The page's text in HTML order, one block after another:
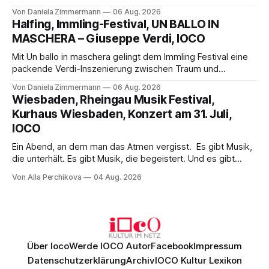
Aufführung mit starken Solisten und den Wiener
Philharmonikern, szenisch bleibt der zweite Akt jedoch
hinter den Erwartungen zurück.
Von Daniela Zimmermann 06 Aug. 2026
Halfing, Immling-Festival, UN BALLO IN
MASCHERA – Giuseppe Verdi, IOCO
Mit Un ballo in maschera gelingt dem Immling Festival eine
packende Verdi-Inszenierung zwischen Traum und
psychologische Tiefe mit starken Bildern, getragen von
einem spielfreudigen Ensemble und einer musikalisch
überzeugenden Gesamtleistung.
Von Daniela Zimmermann 06 Aug. 2026
Wiesbaden, Rheingau Musik Festival,
Kurhaus Wiesbaden, Konzert am 31. Juli,
IOCO
Ein Abend, an dem man das Atmen vergisst. Es gibt Musik,
die unterhält. Es gibt Musik, die begeistert. Und es gibt
Genau so war der Abend im Kurhaus Wiesbaden, an dem
Von Alla Perchikova 04 Aug. 2026
Über IocoWerde IOCO AutorFacebookImpressum
DatenschutzerklärungArchivIOCO Kultur Lexikon